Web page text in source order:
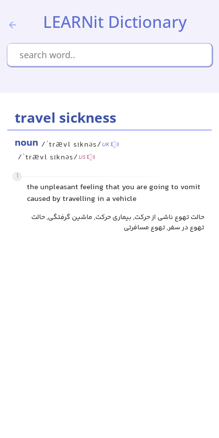
LEARNit Dictionary
travel sickness
noun /ˈtrævl sɪknəs/UK
/ˈtrævl sɪknəs/US
1
the unpleasant feeling that you are going to vomit
caused by travelling in a vehicle
حالت تهوع ناشی از حرکت, بیماری حرکت, ماشین گرفتگی, حالت
تهوع در سفر, تهوع مسافرتی